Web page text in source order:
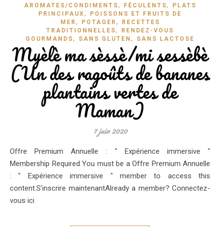
AROMATES/CONDIMENTS, FÉCULENTS,
PLATS
PRINCIPAUX,
POISSONS ET FRUITS DE
MER , POTAGER ,
RECETTES
TRADITIONNELLES,
RENDEZ-VOUS
GOURMANDS, SANS GLUTEN , SANS LACTOSE
Myèlè ma sèssè/mi sessèbè
(Un des ragoûts de bananes
plantains vertes de
Maman)
7 juin 2020
Offre Premium Annuelle : " Expérience immersive "
Membership Required You must be a Offre Premium Annuelle
: " Expérience immersive " member to access this
content.S’inscrire maintenantAlready a member? Connectez-
vous ici